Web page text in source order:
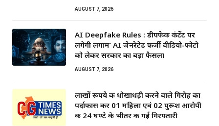
AUGUST 7, 2026
AI Deepfake Rules : डीपफेक कंटेंट पर
लगेगी लगाम’ AI जेनरेटेड फर्जी वीडियो-फोटो
को लेकर सरकार का बड़ा फैसला
AUGUST 7, 2026
लाखों रूपये की धोखाधड़ी करने वाले गिरोह का
पर्दाफास कर 01 महिला एवं 02 पुरूश आरोपी
की 24 घण्टे के भीतर की गई गिरफ्तारी